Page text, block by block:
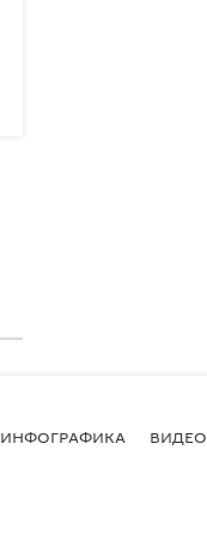
ИНФОГРАФИКА ВИДЕО